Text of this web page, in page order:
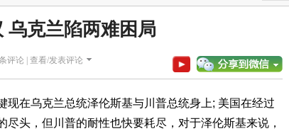
乌克兰陷两难困局
评论 | 查看/发表评论
现在乌克兰总统泽伦斯基与川普总统身上; 美国在经过
尽头，但川普的耐性也快要耗尽，对于泽伦斯基来说，